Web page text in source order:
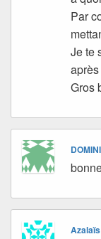
Par
Je te
Gros
Azalaïs